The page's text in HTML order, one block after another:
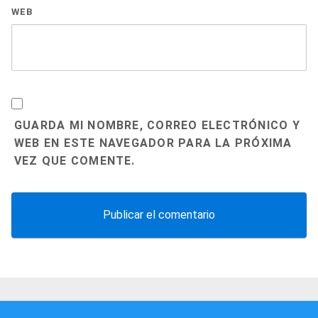
WEB
GUARDA MI NOMBRE, CORREO ELECTRÓNICO Y
WEB EN ESTE NAVEGADOR PARA LA PRÓXIMA
VEZ QUE COMENTE.